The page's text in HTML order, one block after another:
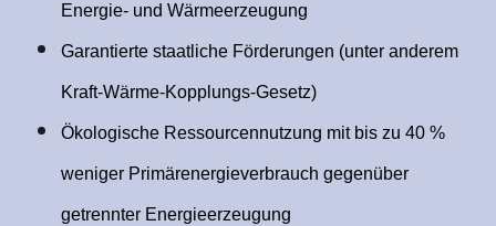
Energie- und Wärmeerzeugung
Garantierte staatliche Förderungen (unter anderem
Kraft-Wärme-Kopplungs-Gesetz)
Ökologische Ressourcennutzung mit bis zu 40 %
weniger Primärenergieverbrauch gegenüber
getrennter Energieerzeugung